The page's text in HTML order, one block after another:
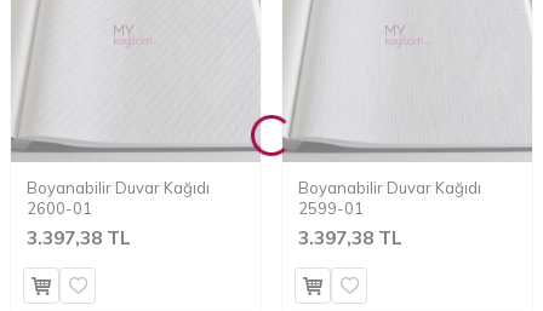
Boyanabilir Duvar Kağıdı
2600-01
3.397,38 TL
Boyanabilir Duvar Kağıdı
2599-01
3.397,38 TL